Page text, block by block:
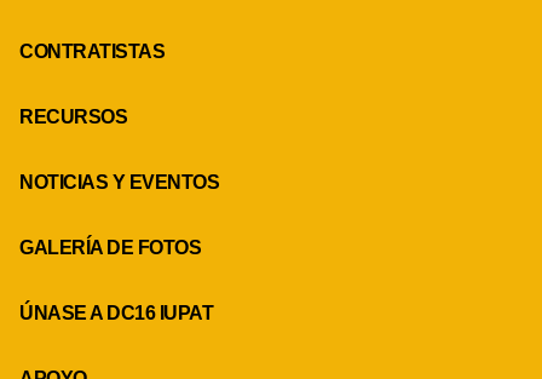
CONTRATISTAS
RECURSOS
NOTICIAS Y EVENTOS
GALERÍA DE FOTOS
ÚNASE A DC16 IUPAT